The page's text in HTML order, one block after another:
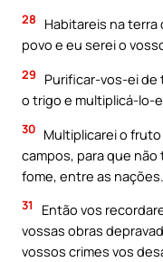
28
Habitareis na terra
povo e eu serei o
29
Purificar-vos-ei de
o trigo e multiplicá-lo-
30 Multiplicarei o
campos, para que
fome, entre as nações.
31
Então vos
vossas obras
vossos crimes vos